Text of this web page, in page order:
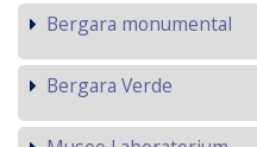
Bergara monumental
Bergara Verde